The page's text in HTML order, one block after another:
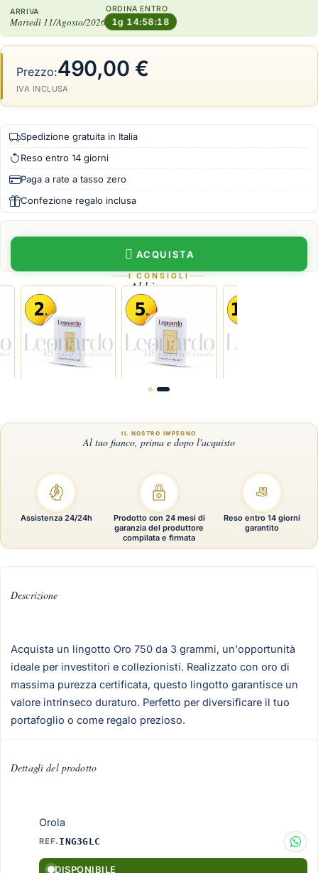
ARRIVA
Martedì 11/Agosto/2026
ORDINA ENTRO
1g 14:58:17
Prezzo:490,00 €
IVA INCLUSA
Spedizione gratuita in Italia
Reso entro 14 giorni
Paga a rate a tasso zero
Confezione regalo inclusa
ACQUISTA
I CONSIGLI
Abbina con
Lingotto Oro 2gr Lingotto Oro 5gr Lingotto Oro
Descrizione
Acquista un lingotto Oro 750 da 3 grammi, un'opportunità
ideale per investitori e collezionisti. Realizzato con oro di
massima purezza certificata, questo lingotto garantisce un
valore intrinseco duraturo. Perfetto per diversificare il tuo
portafoglio o come regalo prezioso.
Dettagli del prodotto
Orola
REF. ING3GLC
DISPONIBILE
Assistenza 24/24h
Prodotto con 24 mesi di
garanzia del produttore
compilata e firmata
Reso entro 14 giorni
garantito